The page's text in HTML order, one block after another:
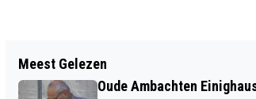
UPDATE: OEFENWEDSTRIJD
Meest Gelezen
Oude Ambachten